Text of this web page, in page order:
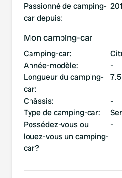
Passionné de camping-
car depuis:
Mon camping-car
Camping-car:
Année-modèle:
-
Longueur du camping-
car:
Châssis:
-
Type de camping-car:
Possédez-vous ou
louez-vous un camping-
car?
-